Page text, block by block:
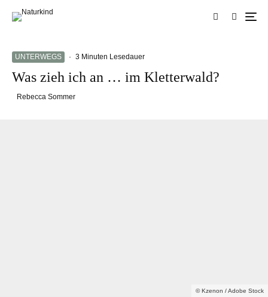
UNTERWEGS · 3 Minuten Lesedauer
Was zieh ich an … im Kletterwald?
Rebecca Sommer
© Kzenon / Adobe Stock